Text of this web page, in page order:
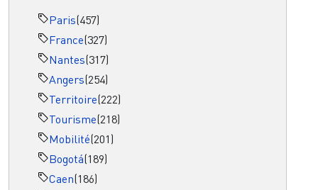
Paris(457)
France(327)
Nantes(317)
Angers(254)
Territoire(222)
Tourisme(218)
Mobilité(201)
Bogotá(189)
Caen(186)